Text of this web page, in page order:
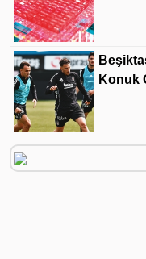
Konuk